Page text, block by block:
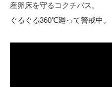
産卵床を守るコクチバス。
ぐるぐる360℃廻って警戒中。